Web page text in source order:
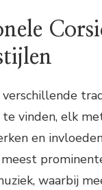
verschillende
vinden, elk
en
waarbij